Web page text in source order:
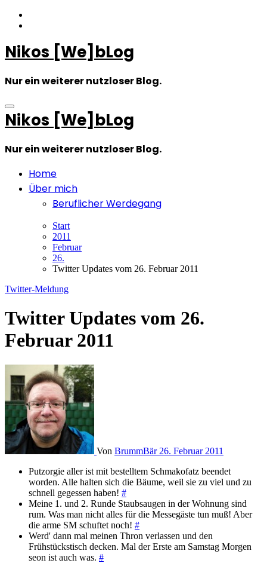
Zum
Inhalt
Nikos [We]bLog
Nur ein weiterer nutzloser Blog.
Nikos [We]bLog
Nur ein weiterer nutzloser Blog.
Home
Über mich
Beruflicher Werdegang
Start
2011
Februar
26.
Twitter Updates vom 26. Februar 2011
Twitter-Meldung
Twitter Updates vom 26.
Februar 2011
Von BrummBär 26. Februar 2011
Putzorgie aller ist mit bestelltem Schmakofatz beendet
worden. Alle halten sich die Bäume, weil sie zu viel und zu
schnell gegessen haben! #
Meine 1. und 2. Runde Staubsaugen in der Wohnung sind
rum. Was man nicht alles für die Messegäste tun muß! Aber
die arme SM schuftet noch! #
Werd' dann mal meinen Thron verlassen und den
Frühstückstisch decken. Mal der Erste am Samstag Morgen
seon ist auch was. #